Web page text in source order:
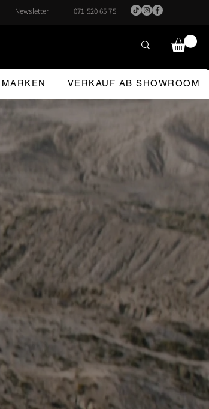
Newsletter 071 520 65 75
MARKEN VERKAUF AB SHOWROOM